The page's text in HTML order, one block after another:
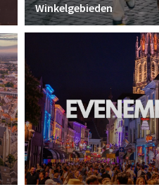
Winkelgebieden